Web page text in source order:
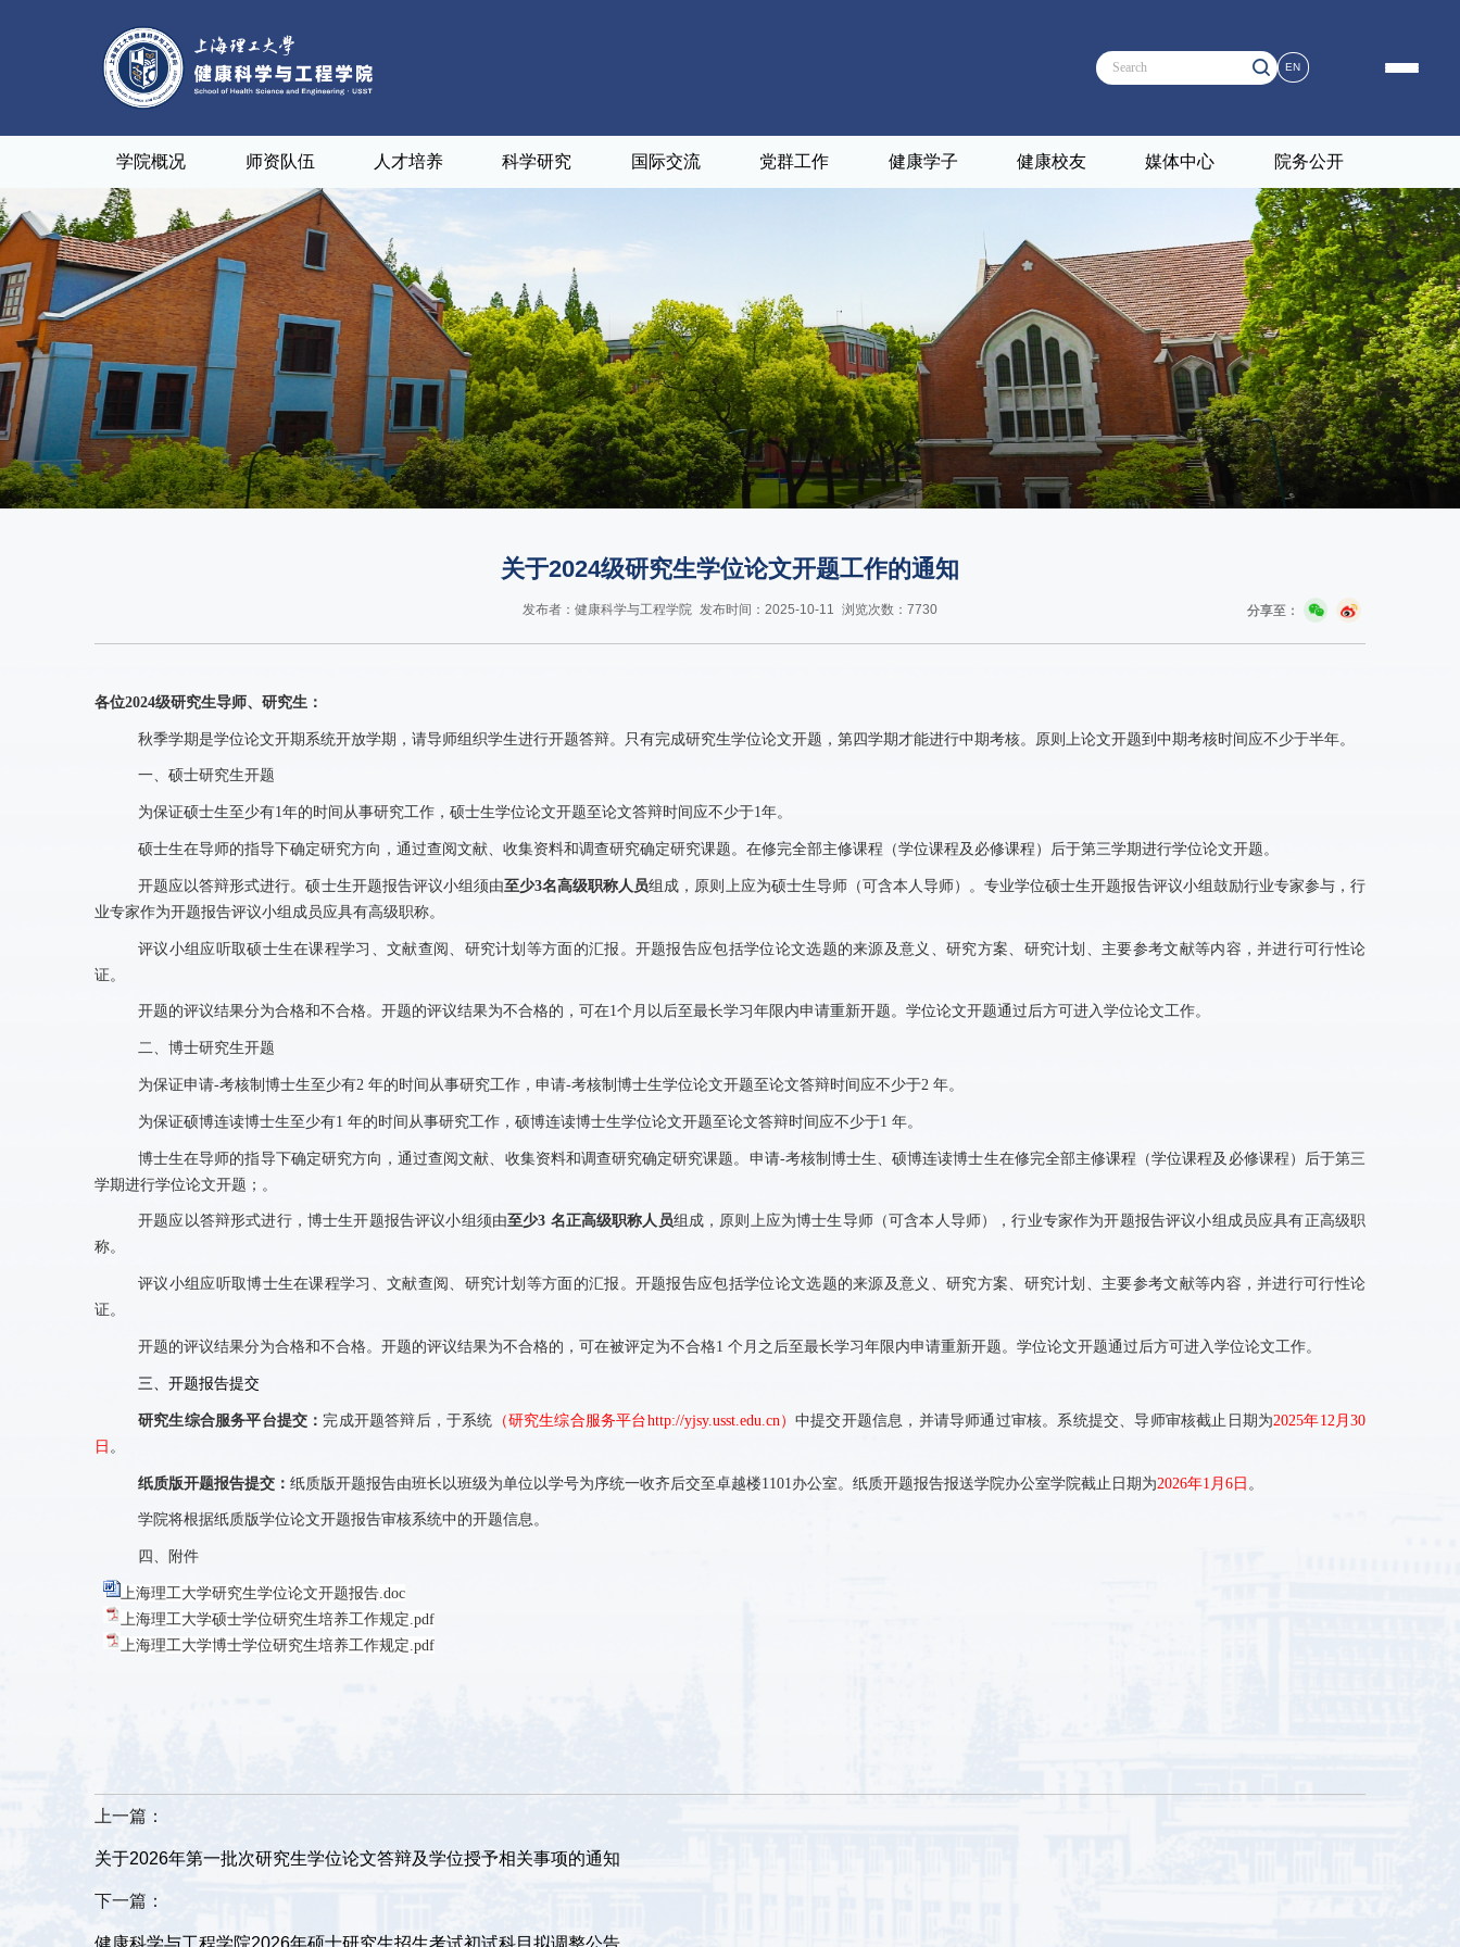
EN
学院概况 师资队伍 人才培养 科学研究 国际交流 党群工作 健康学子 健康校友 媒体中心 院务公开
关于2024级研究生学位论文开题工作的通知
发布者：健康科学与工程学院 发布时间：2025-10-11 浏览次数：7730 分享至：
各位2024级研究生导师、研究生：
秋季学期是学位论文开期系统开放学期，请导师组织学生进行开题答辩。只有完成研究生学位论文开题，第四学期才能进行中期考核。原则上论文开题到中期考核时间应不少于半年。
一、硕士研究生开题
为保证硕士生至少有1年的时间从事研究工作，硕士生学位论文开题至论文答辩时间应不少于1年。
硕士生在导师的指导下确定研究方向，通过查阅文献、收集资料和调查研究确定研究课题。在修完全部主修课程（学位课程及必修课程）后于第三学期进行学位论文开题。
开题应以答辩形式进行。硕士生开题报告评议小组须由至少3名高级职称人员组成，原则上应为硕士生导师（可含本人导师）。专业学位硕士生开题报告评议小组鼓励行业专家参与，行
业专家作为开题报告评议小组成员应具有高级职称。
评议小组应听取硕士生在课程学习、文献查阅、研究计划等方面的汇报。开题报告应包括学位论文选题的来源及意义、研究方案、研究计划、主要参考文献等内容，并进行可行性论
证。
开题的评议结果分为合格和不合格。开题的评议结果为不合格的，可在1个月以后至最长学习年限内申请重新开题。学位论文开题通过后方可进入学位论文工作。
二、博士研究生开题
为保证申请-考核制博士生至少有2年的时间从事研究工作，申请-考核制博士生学位论文开题至论文答辩时间应不少于2年。
为保证硕博连读博士生至少有1年的时间从事研究工作，硕博连读博士生学位论文开题至论文答辩时间应不少于1年。
博士生在导师的指导下确定研究方向，通过查阅文献、收集资料和调查研究确定研究课题。申请-考核制博士生、硕博连读博士生在修完全部主修课程（学位课程及必修课程）后于第三
学期进行学位论文开题；。
开题应以答辩形式进行，博士生开题报告评议小组须由至少3 名正高级职称人员组成，原则上应为博士生导师（可含本人导师），行业专家作为开题报告评议小组成员应具有正高级职
称。
评议小组应听取博士生在课程学习、文献查阅、研究计划等方面的汇报。开题报告应包括学位论文选题的来源及意义、研究方案、研究计划、主要参考文献等内容，并进行可行性论
证。
开题的评议结果分为合格和不合格。开题的评议结果为不合格的，可在被评定为不合格1个月之后至最长学习年限内申请重新开题。学位论文开题通过后方可进入学位论文工作。
三、开题报告提交
研究生综合服务平台提交： 完成开题答辩后，于系统 （研究生综合服务平台http://yjsy.usst.edu.cn）中提交开题信息，并请导师通过审核。系统提交、导师审核截止日期为2025年12 月30
日 。
纸质版开题报告提交：纸质版开题报告由班长以班级为单位以学号为序统一收齐后交至卓越楼1101办公室。纸质开题报告报送学院办公室学院截止日期为2026年1 月6日 。
学院将根据纸质版学位论文开题报告审核系统中的开题信息。
四、附件
上海理工大学研究生学位论文开题报告.doc
上海理工大学硕士学位研究生培养工作规定.pdf
上海理工大学博士学位研究生培养工作规定.pdf
上一篇：
关于2026年第一批次研究生学位论文答辩及学位授予相关事项的通知
下一篇：